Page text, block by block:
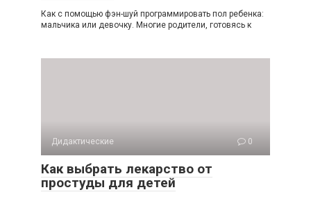
Как с помощью фэн-шуй программировать пол ребенка:
мальчика или девочку. Многие родители, готовясь к
Дидактические 0
Как выбрать лекарство от
простуды для детей